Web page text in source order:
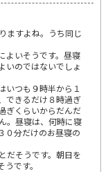
ますよね。うち同じ
よいそうです。昼寝
いのではないでしょ
いつも９時半から１
できるだけ８時過ぎ
ぎくらいからだんだ
。昼寝は、何時に寝
０分だけのお昼寝の
だそうです。朝日を
です。